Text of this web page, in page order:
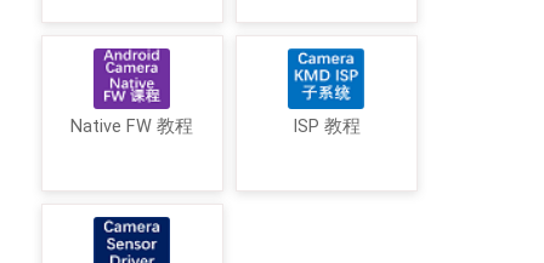
Native FW 教程 ISP 教程